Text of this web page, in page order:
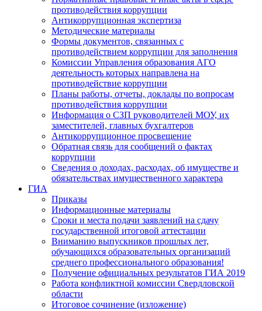
противодействия коррупции
Антикоррупционная экспертиза
Методические материалы
Формы документов, связанных с
противодействием коррупции для заполнения
Комиссии Управления образования АГО
деятельность которых направлена на
противодействие коррупции
Планы работы, отчеты, доклады по вопросам
противодействия коррупции
Информация о СЗП руководителей МОУ, их
заместителей, главных бухгалтеров
Антикоррупционное просвещение
Обратная связь для сообщений о фактах
коррупции
Сведения о доходах, расходах, об имуществе и
обязательствах имущественного характера
ГИА
Приказы
Информационные материалы
Сроки и места подачи заявлений на сдачу
государственной итоговой аттестации
Вниманию выпускников прошлых лет,
обучающихся образовательных организаций
среднего профессионального образования!
Получение официальных результатов ГИА 2019
Работа конфликтной комиссии Свердловской
области
Итоговое сочинение (изложение)